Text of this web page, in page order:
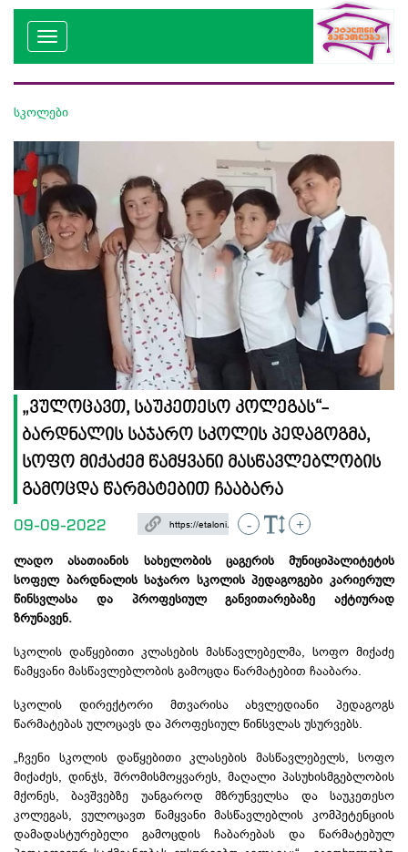
სკოლები
„ვულოცავთ, საუკეთესო კოლეგას“-
ბარდნალის საჯარო სკოლის პედაგოგმა,
სოფო მიქაძემ წამყვანი მასწავლებლობის
გამოცდა წარმატებით ჩააბარა
09-09-2022 - +
ლადო ასათიანის სახელობის ცაგერის მუნიციპალიტეტის
სოფელ ბარდნალის საჯარო სკოლის პედაგოგები კარიერულ
წინსვლასა და პროფესიულ განვითარებაზე აქტიურად
ზრუნავენ.
სკოლის დაწყებითი კლასების მასწავლებელმა, სოფო მიქაძე
წამყვანი მასწავლებლობის გამოცდა წარმატებით ჩააბარა.
სკოლის დირექტორი მთვარისა ახვლედიანი პედაგოგს
წარმატებას ულოცავს და პროფესიულ წინსვლას უსურვებს.
„ჩვენი სკოლის დაწყებითი კლასების მასწავლებელს, სოფო
მიქაძეს, დინჯს, შრომისმოყვარეს, მაღალი პასუხისმგებლობის
მქონეს, ბავშვებზე უანგაროდ მზრუნველსა და საუკეთესო
კოლეგას, ვულოცავთ წამყვანი მასწავლებლის კომპეტენციის
დამადასტურებელი გამოცდის ჩაბარებას და წარმატებულ